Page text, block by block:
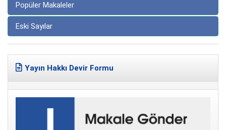
Popüler Makaleler
Eski Sayılar
Yayın Hakkı Devir Formu